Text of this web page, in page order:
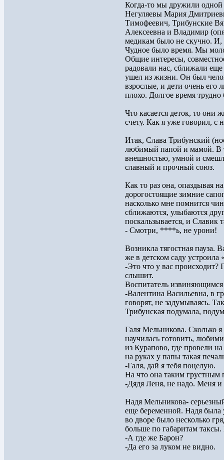
Когда-то мы дружили
Негуляевы Мария
Тимофеевич, Трибунские
Алексеевна и Владимир
медикам было не скучно.
Чудное было время. Мы
Общие интересы,
радовали нас, сближали
ушел из жизни. Он был
взрослые, и дети очень его
плохо. Долгое время
Что касается деток, то они
счету. Как я уже говорил,
Итак, Слава Трибунский
любимый папой и мамой. В
внешностью, умной и
славный и прочный союз.
Как то раз она, опаздывая
дорогостоящие зимние
насколько мне помнится
сближаются, улыбаются
поскальзывается, и Славик
- Смотри, ****ь, не урони!
Возникла тягостная пауза.
же в детском саду устроила
-Это что у вас происходит?
слышит.
Воспитатель извиняющимся
-Валентина Васильевна, в
говорят, не задумываясь.
Трибунская подумала,
Галя Мельникова. Сколько
научилась готовить,
из Курапово, где провели
на руках у папы такая
-Галя, дай я тебя поцелую.
На что она таким грустным
-Дядя Леня, не надо. Меня и
Надя Мельникова-
еще беременной. Надя
во дворе было несколько
больше по габаритам
-А где же Барон?
-Да его за луком не видно.